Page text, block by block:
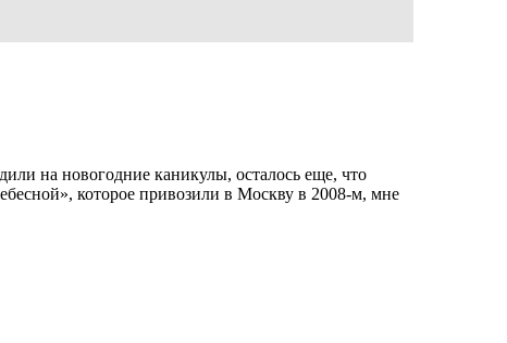
на новогодние каникулы, осталось еще, что
которое привозили в Москву в 2008-м, мне